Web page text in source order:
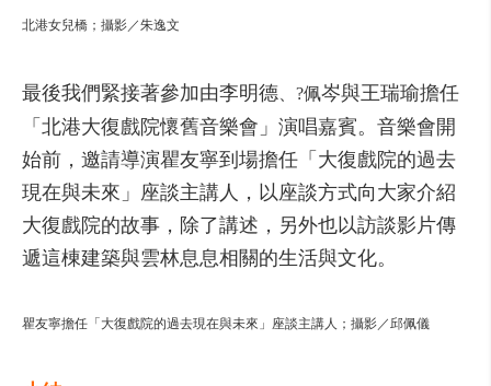
北港女兒橋；攝影／朱逸文
最後我們緊接著參加由李明德 、?佩岑與王瑞瑜擔任
「北港大復戲院懷舊音樂會」演唱嘉賓。音樂會開
始前，邀請導演瞿友寧到場擔任「大復戲院的過去
現在與未來」座談主講人，以座談方式向大家介紹
大復戲院的故事，除了講述，另外也以訪談影片傳
遞這棟建築與雲林息息相關的生活與文化。
瞿友寧擔任「大復戲院的過去現在與未來」座談主講人；攝影／邱佩儀